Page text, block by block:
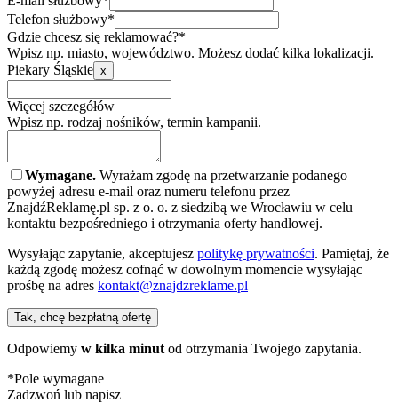
Telefon służbowy*
Gdzie chcesz się reklamować?*
Wpisz np. miasto, województwo. Możesz dodać kilka lokalizacji.
Piekary Śląskie x
Więcej szczegółów
Wpisz np. rodzaj nośników, termin kampanii.
Wymagane. Wyrażam zgodę na przetwarzanie podanego
powyżej adresu e-mail oraz numeru telefonu przez
ZnajdźReklamę.pl sp. z o. o. z siedzibą we Wrocławiu w celu
kontaktu bezpośredniego i otrzymania oferty handlowej.
Wysyłając zapytanie, akceptujesz politykę prywatności. Pamiętaj, że
każdą zgodę możesz cofnąć w dowolnym momencie wysyłając
prośbę na adres kontakt@znajdzreklame.pl
Tak, chcę bezpłatną ofertę
Odpowiemy w kilka minut od otrzymania Twojego zapytania.
*Pole wymagane
Zadzwoń lub napisz